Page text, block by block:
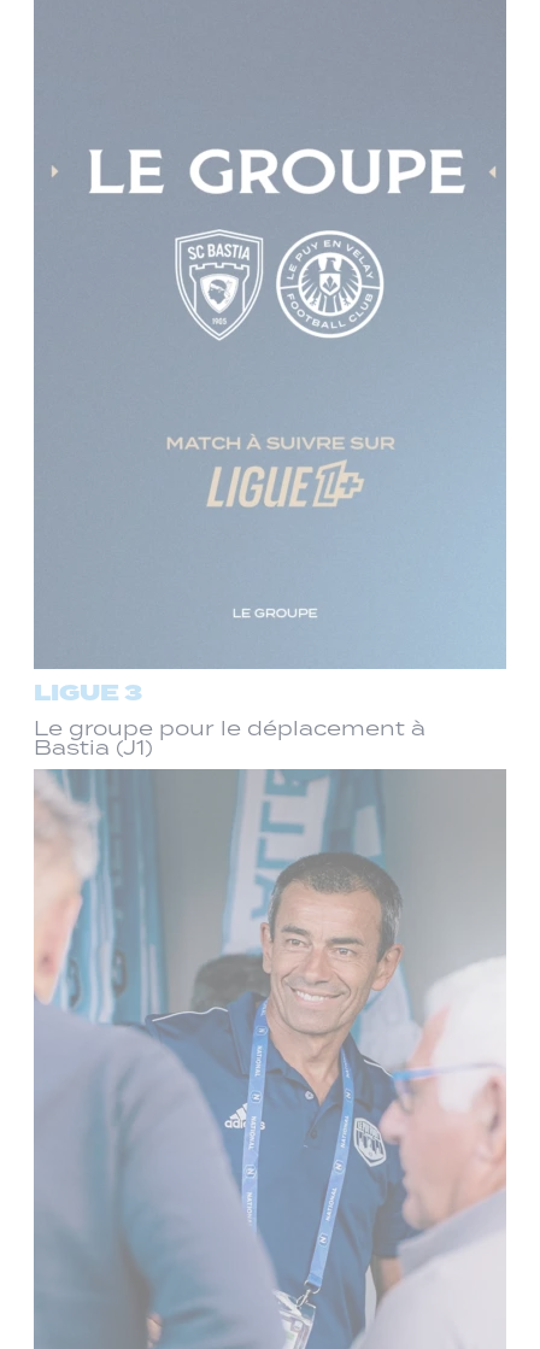
LIGUE 3
Le groupe pour le déplacement à
Bastia (J1)